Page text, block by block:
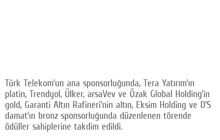
Türk Telekom’un ana sponsorluğunda, Tera Yatırım’ın
platin, Trendyol, Ülker, arsaVev ve Özak Global Holding’in
gold, Garanti Altın Rafineri’nin altın, Eksim Holding ve D’S
damat’ın bronz sponsorluğunda düzenlenen törende
ödüller sahiplerine takdim edildi.